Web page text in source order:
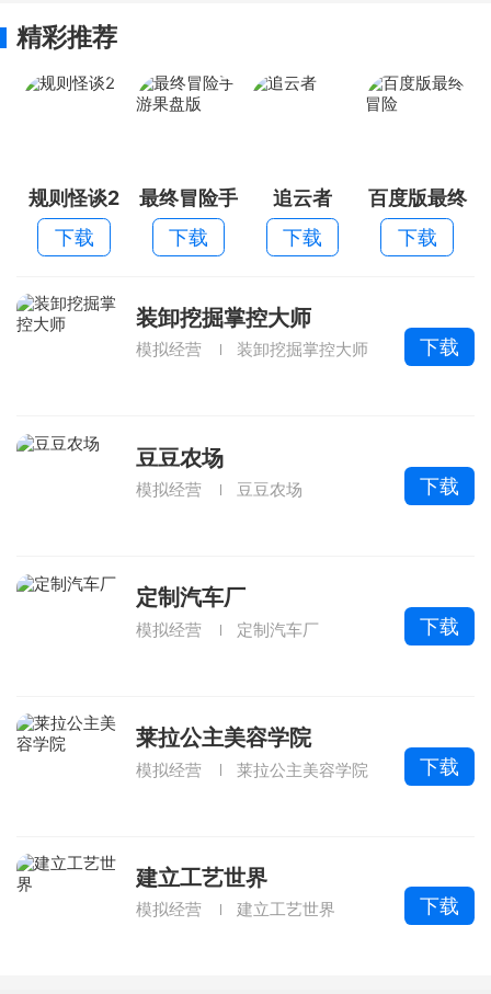
精彩推荐
规则怪谈2
下载
最终冒险手
游果盘版
下载
追云者
下载
百度版最终
冒险
下载
装卸挖掘掌控大师
模拟经营 装卸挖掘掌控大师 下载
豆豆农场
模拟经营 豆豆农场 下载
定制汽车厂
模拟经营 定制汽车厂 下载
莱拉公主美容学院
模拟经营 莱拉公主美容学院 下载
建立工艺世界
模拟经营 建立工艺世界 下载